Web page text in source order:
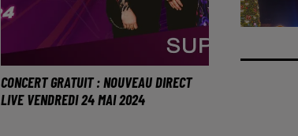
CONCERT GRATUIT : NOUVEAU DIRECT
LIVE VENDREDI 24 MAI 2024